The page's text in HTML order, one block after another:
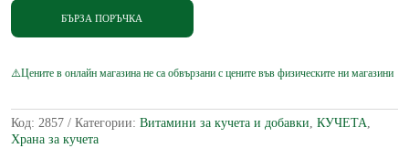
бр
БЪРЗА ПОРЪЧКА
Код: 2857 Категории: Витамини за кучета и добавки КУЧЕТА
Храна за кучета